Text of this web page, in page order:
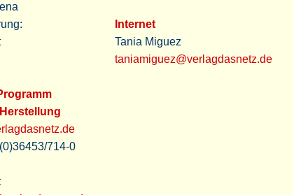
714-0
Internet
Tania Miguez
taniamiguez@verlagdasnetz.de